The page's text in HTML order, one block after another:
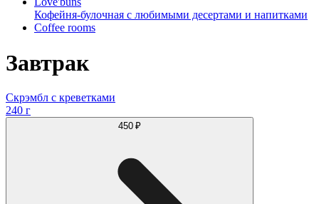
Кофейня-булочная с любимыми десертами и напитками
Coffee rooms
Завтрак
Скрэмбл с креветками
240 г
450 ₽